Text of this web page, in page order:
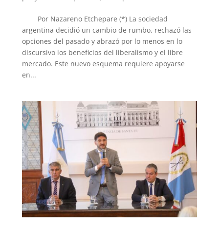
Por Nazareno Etchepare (*) La sociedad
argentina decidió un cambio de rumbo, rechazó las
opciones del pasado y abrazó por lo menos en lo
discursivo los beneficios del liberalismo y el libre
mercado. Este nuevo esquema requiere apoyarse
en...